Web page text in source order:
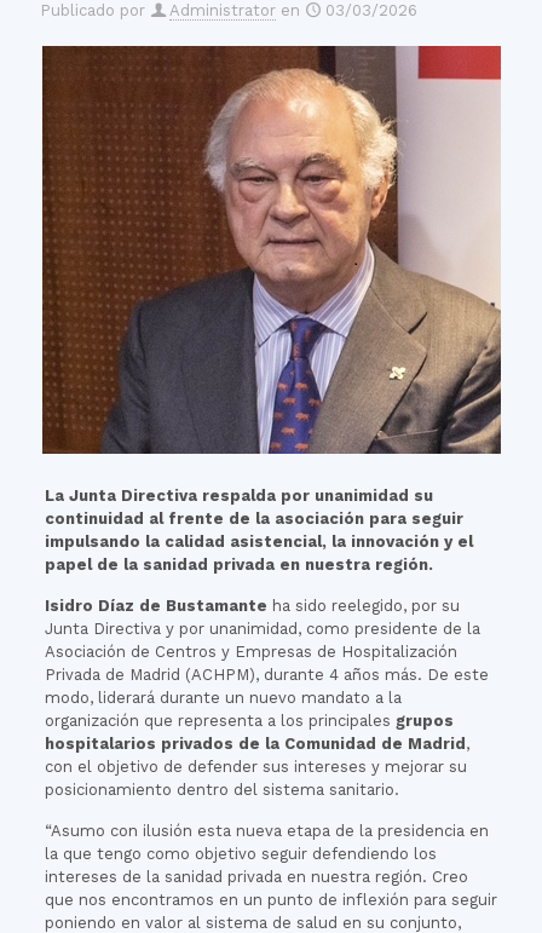
Publicado por Administrator en 03/03/2026
La Junta Directiva respalda por unanimidad su
continuidad al frente de la asociación para seguir
impulsando la calidad asistencial, la innovación y el
papel de la sanidad privada en nuestra región.
Isidro Díaz de Bustamante ha sido reelegido, por su
Junta Directiva y por unanimidad, como presidente de la
Asociación de Centros y Empresas de Hospitalización
Privada de Madrid (ACHPM), durante 4 años más. De este
modo, liderará durante un nuevo mandato a la
organización que representa a los principales grupos
hospitalarios privados de la Comunidad de Madrid ,
con el objetivo de defender sus intereses y mejorar su
posicionamiento dentro del sistema sanitario.
“Asumo con ilusión esta nueva etapa de la presidencia en
la que tengo como objetivo seguir defendiendo los
intereses de la sanidad privada en nuestra región. Creo
que nos encontramos en un punto de inflexión para seguir
poniendo en valor al sistema de salud en su conjunto,